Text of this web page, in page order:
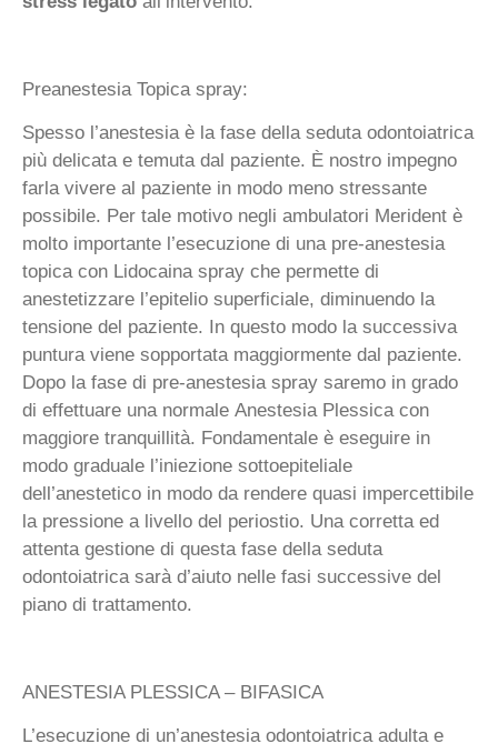
Preanestesia Topica spray:
Spesso l’anestesia è la fase della seduta odontoiatrica
più delicata e temuta dal paziente. È nostro impegno
farla vivere al paziente in modo meno stressante
possibile. Per tale motivo negli ambulatori Merident è
molto importante l’esecuzione di una pre-anestesia
topica con Lidocaina spray che permette di
anestetizzare l’epitelio superficiale, diminuendo la
tensione del paziente. In questo modo la successiva
puntura viene sopportata maggiormente dal paziente.
Dopo la fase di pre-anestesia spray saremo in grado
di effettuare una normale Anestesia Plessica con
maggiore tranquillità. Fondamentale è eseguire in
modo graduale l’iniezione sottoepiteliale
dell’anestetico in modo da rendere quasi impercettibile
la pressione a livello del periostio. Una corretta ed
attenta gestione di questa fase della seduta
odontoiatrica sarà d’aiuto nelle fasi successive del
piano di trattamento.
ANESTESIA PLESSICA – BIFASICA
L’esecuzione di un’anestesia odontoiatrica adulta e